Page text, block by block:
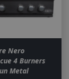
Nero
4 Burners
Metal